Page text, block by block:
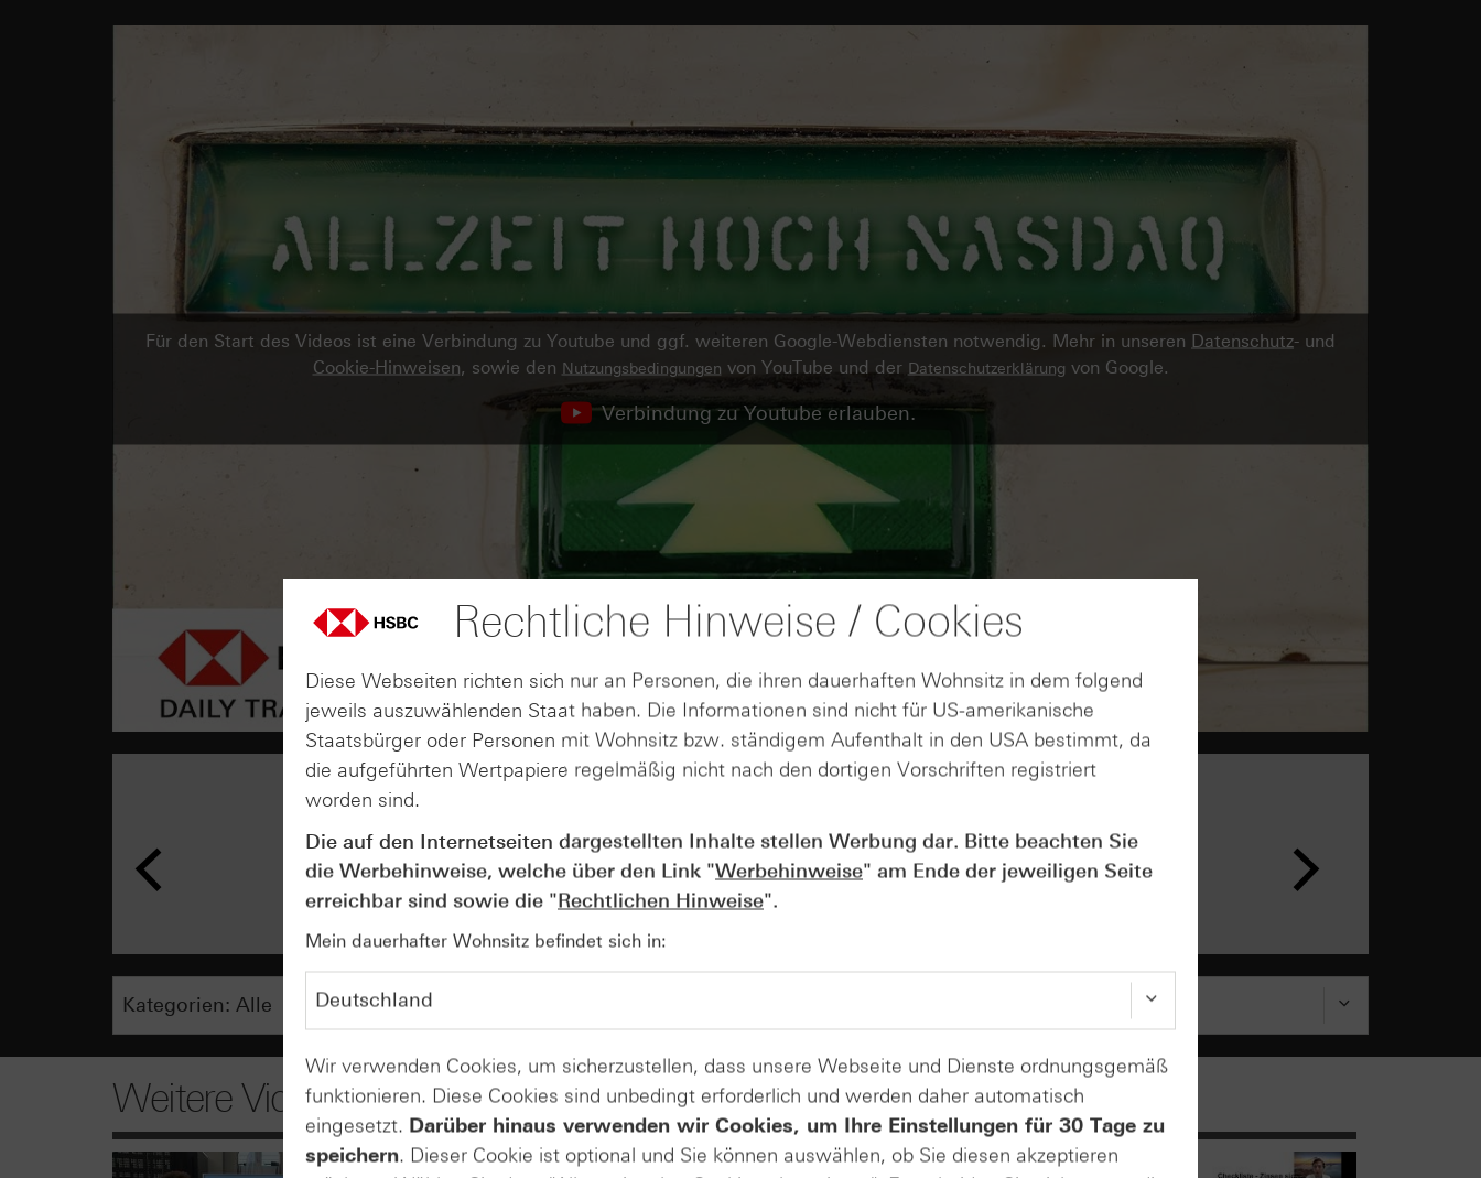
Für den Start des Videos ist eine Verbindung zu Youtube und ggf. weiteren Google-Webdiensten notwendig. Mehr in unseren Datenschutz- und
Cookie-Hinweisen, sowie den Nutzungsbedingungen von YouTube und der Datenschutzerklärung von Google.
Verbindung zu Youtube erlauben.
07
Wie lange bleibt der DAX® in
Rekordlaune? - ntv Zertifikate
07.08.26
Weitere Videos
Rechtliche Hinweise / Cookies
Diese Webseiten richten sich nur an Personen, die ihren dauerhaften Wohnsitz in dem folgend
jeweils auszuwählenden Staat haben. Die Informationen sind nicht für US-amerikanische
Staatsbürger oder Personen mit Wohnsitz bzw. ständigem Aufenthalt in den USA bestimmt, da
die aufgeführten Wertpapiere regelmäßig nicht nach den dortigen Vorschriften registriert
worden sind.
Die auf den Internetseiten dargestellten Inhalte stellen Werbung dar. Bitte beachten Sie
die Werbehinweise, welche über den Link "Werbehinweise" am Ende der jeweiligen Seite
erreichbar sind sowie die "Rechtlichen Hinweise".
Mein dauerhafter Wohnsitz befindet sich in:
Wir verwenden Cookies, um sicherzustellen, dass unsere Webseite und Dienste ordnungsgemäß
funktionieren. Diese Cookies sind unbedingt erforderlich und werden daher automatisch
eingesetzt. Darüber hinaus verwenden wir Cookies, um Ihre Einstellungen für 30 Tage zu
speichern. Dieser Cookie ist optional und Sie können auswählen, ob Sie diesen akzeptieren